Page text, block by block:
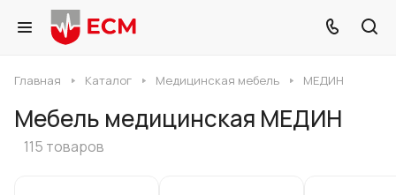
Главная Каталог Медицинская мебель МЕДИН
Мебель медицинская МЕДИН
115 товаров